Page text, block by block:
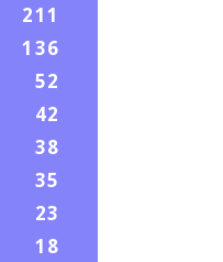
211
136
52
42
38
35
23
18